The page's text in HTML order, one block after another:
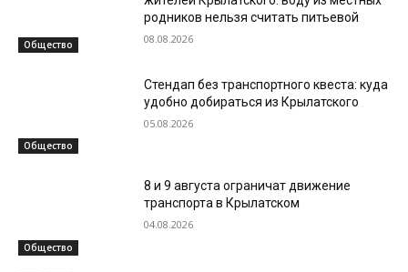
Общество
родников нельзя считать питьевой
08.08.2026
Общество
Стендап без транспортного квеста: куда
удобно добираться из Крылатского
05.08.2026
Общество
8 и 9 августа ограничат движение
транспорта в Крылатском
04.08.2026